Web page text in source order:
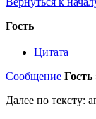
Гость
Цитата
Сообщение Гость
Далее по тексту: